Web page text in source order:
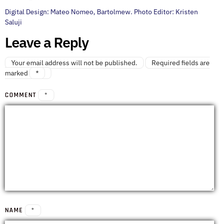
Digital Design: Mateo Nomeo, Bartolmew. Photo Editor: Kristen
Saluji
Leave a Reply
Your email address will not be published.
Required fields are
marked
*
COMMENT *
NAME *